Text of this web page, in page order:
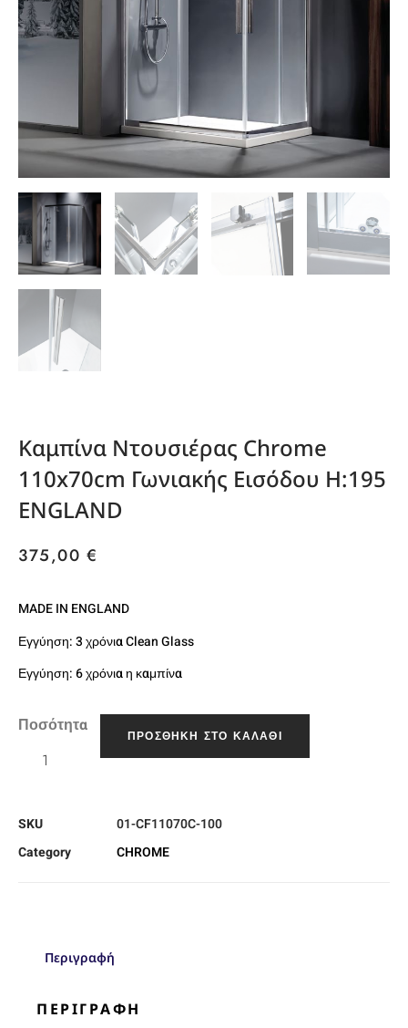
Καμπίνα Ντουσιέρας Chrome
110x70cm Γωνιακής Εισόδου H:195
ENGLAND
375,00€
MADE IN ENGLAND
Εγγύηση: 3 χρόνια Clean Glass
Εγγύηση: 6 χρόνια η καμπίνα
Ποσότητα ΠΡΟΣΘΉΚΗ ΣΤΟ ΚΑΛΆΘΙ
SKU
01-CF11070C-100
Category
CHROME
Περιγραφή
ΠΕΡΙΓΡΑΦΉ